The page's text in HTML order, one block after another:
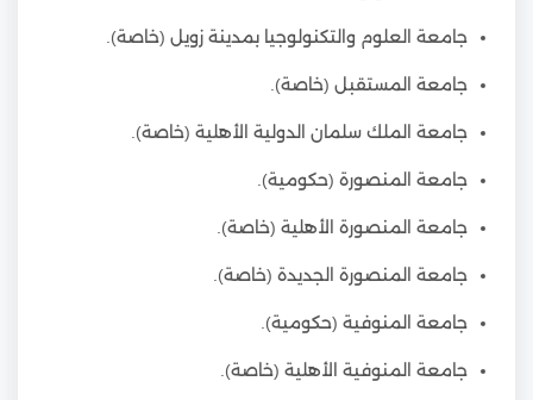
جامعة العلوم والتكنولوجيا بمدينة زويل (خاصة).
جامعة المستقبل (خاصة).
جامعة الملك سلمان الدولية الأهلية (خاصة).
جامعة المنصورة (حكومية).
جامعة المنصورة الأهلية (خاصة).
جامعة المنصورة الجديدة (خاصة).
جامعة المنوفية (حكومية).
جامعة المنوفية الأهلية (خاصة).